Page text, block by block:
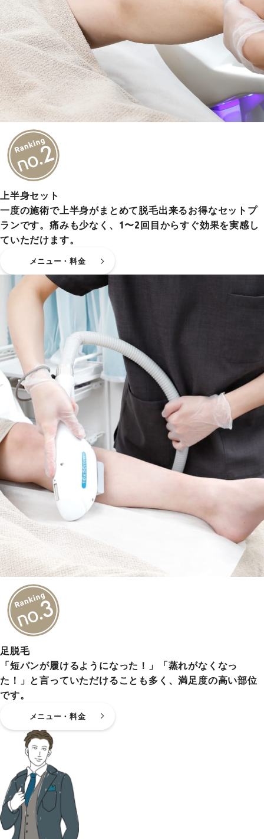
上半身セット
一度の施術で上半身がまとめて脱毛出来るお得なセットプ
ランです。痛みも少なく、1〜2回目からすぐ効果を実感し
ていただけます。
メニュー・料金
足脱毛
「短パンが履けるようになった！」「蒸れがなくなっ
た！」と言っていただけることも多く、満足度の高い部位
です。
メニュー・料金